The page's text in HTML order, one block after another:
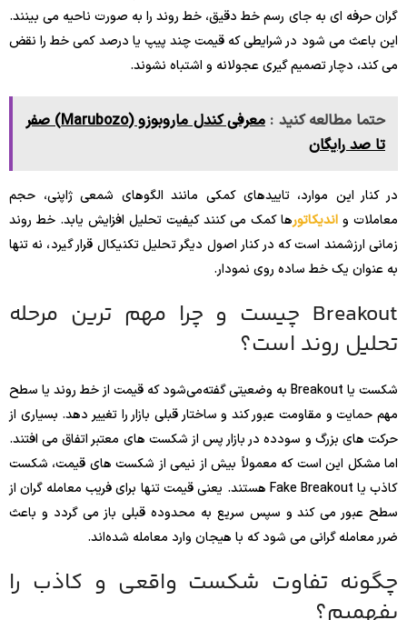
گران حرفه ای به جای رسم خط دقیق، خط روند را به صورت ناحیه می بینند.
این باعث می شود در شرایطی که قیمت چند پیپ یا درصد کمی خط را نقض
می کند، دچار تصمیم گیری عجولانه و اشتباه نشوند.
حتما مطالعه کنید :
معرفی کندل ماروبوزو (Marubozo) صفر
تا صد رایگان
در کنار این موارد، تاییدهای کمکی مانند الگوهای شمعی ژاپنی، حجم
معاملات و اندیکاتورها کمک می کنند کیفیت تحلیل افزایش یابد. خط روند
زمانی ارزشمند است که در کنار اصول دیگر تحلیل تکنیکال قرار گیرد، نه تنها
به عنوان یک خط ساده روی نمودار.
Breakout چیست و چرا مهم ترین مرحله
تحلیل روند است؟
شکست یا Breakout به وضعیتی گفته‌می‌شود که قیمت از خط روند یا سطح
مهم حمایت و مقاومت عبور کند و ساختار قبلی بازار را تغییر دهد. بسیاری از
حرکت های بزرگ و سودده در بازار پس از شکست های معتبر اتفاق می افتند.
اما مشکل این است که معمولاً بیش از نیمی از شکست های قیمت، شکست
کاذب یا Fake Breakout هستند. یعنی قیمت تنها برای فریب معامله گران از
سطح عبور می کند و سپس سریع به محدوده قبلی باز می گردد و باعث
ضرر معامله گرانی می شود که با هیجان وارد معامله شده‌اند.
چگونه تفاوت شکست واقعی و کاذب را
بفهمیم؟